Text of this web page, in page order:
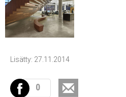
Lisätty: 27.11.2014
0